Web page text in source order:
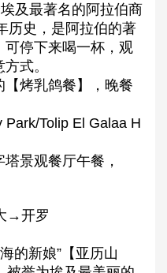
及最著名的阿拉伯商
历史，是阿拉伯的著
停下来喝一杯，观
式。
烤乳鸽餐】，晚餐
Park/Tolip El Galaa H
景观餐厅午餐，
→开罗
的新娘”【亚历山